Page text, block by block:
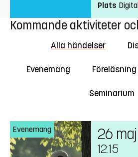
Plats
Kommande aktiviteter
Alla händelser
Evenemang Föreläsning
Seminarium
Evenemang 26
12:15